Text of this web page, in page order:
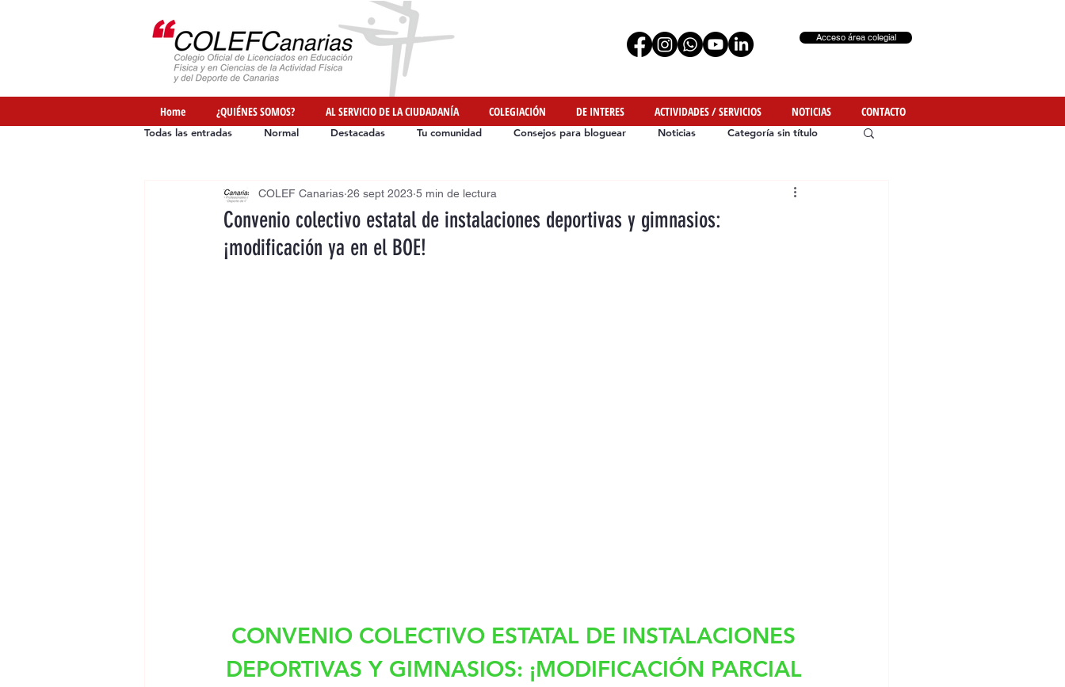
Acceso área colegial
Home ¿QUIÉNES SOMOS? AL SERVICIO DE LA CIUDADANÍA COLEGIACIÓN DE INTERES ACTIVIDADES / SERVICIOS NOTICIAS CONTACTO
Todas las entradas Normal Destacadas Tu comunidad Consejos para bloguear Noticias Categoría sin título
Ofertas de Empleo Formación Iniciativas de Nuestros Colegiados
Convenio colectivo estatal de instalaciones deportivas y gimnasios:
¡modificación ya en el BOE!
COLEF Canarias 26 sept 2023 5 min de lectura
CONVENIO COLECTIVO ESTATAL DE INSTALACIONES
DEPORTIVAS Y GIMNASIOS: ¡MODIFICACIÓN PARCIAL